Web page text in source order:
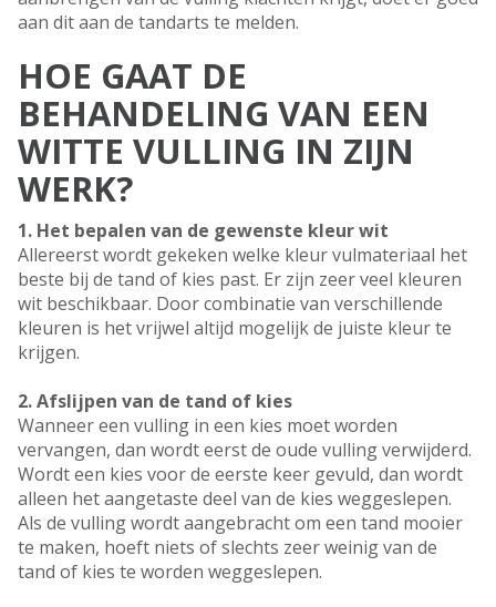
aan dit aan de tandarts te melden.
HOE GAAT DE
BEHANDELING VAN EEN
WITTE VULLING IN ZIJN
WERK?
1. Het bepalen van de gewenste kleur wit
Allereerst wordt gekeken welke kleur vulmateriaal het
beste bij de tand of kies past. Er zijn zeer veel kleuren
wit beschikbaar. Door combinatie van verschillende
kleuren is het vrijwel altijd mogelijk de juiste kleur te
krijgen.
2. Afslijpen van de tand of kies
Wanneer een vulling in een kies moet worden
vervangen, dan wordt eerst de oude vulling verwijderd.
Wordt een kies voor de eerste keer gevuld, dan wordt
alleen het aangetaste deel van de kies weggeslepen.
Als de vulling wordt aangebracht om een tand mooier
te maken, hoeft niets of slechts zeer weinig van de
tand of kies te worden weggeslepen.